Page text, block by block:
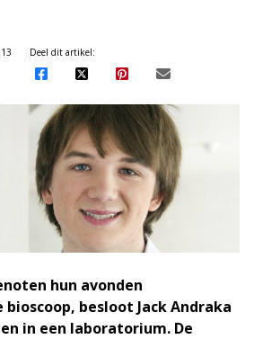
Deel dit artikel:
hun avonden
besloot Jack Andraka
in een laboratorium. De